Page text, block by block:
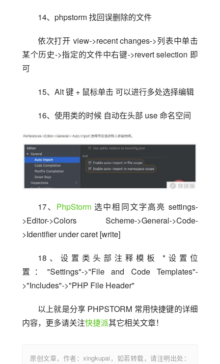
14、phpstorm 找回误删除的文件
依次打开 view->recent changes->列表中单击
某个历史->指定的文件中右键->revert selection 即
可
15、Alt 键 + 鼠标单击 可以进行多处选择编辑
16、使用类的时候 自动在头部 use 命名空间
17、 PhpStorm 选中相同文字高亮 settings-
>Editor->Colors Scheme->General->Code-
>Identifier under caret [write]
18、设置类头部注释模板 *设置位
置："Settings"->"File and Code Templates"-
>"Includes"->"PHP File Header"
以上就是分享 PHPSTORM 常用快捷键的详细
内容，更多请关注快捷派其它相关文章！
原创文章，作者：xingkupai，如若转载，请注明出处：